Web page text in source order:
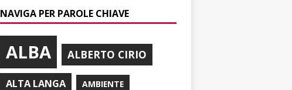
NAVIGA PER PAROLE CHIAVE
ALBA ALBERTO CIRIO
ALTA LANGA AMBIENTE